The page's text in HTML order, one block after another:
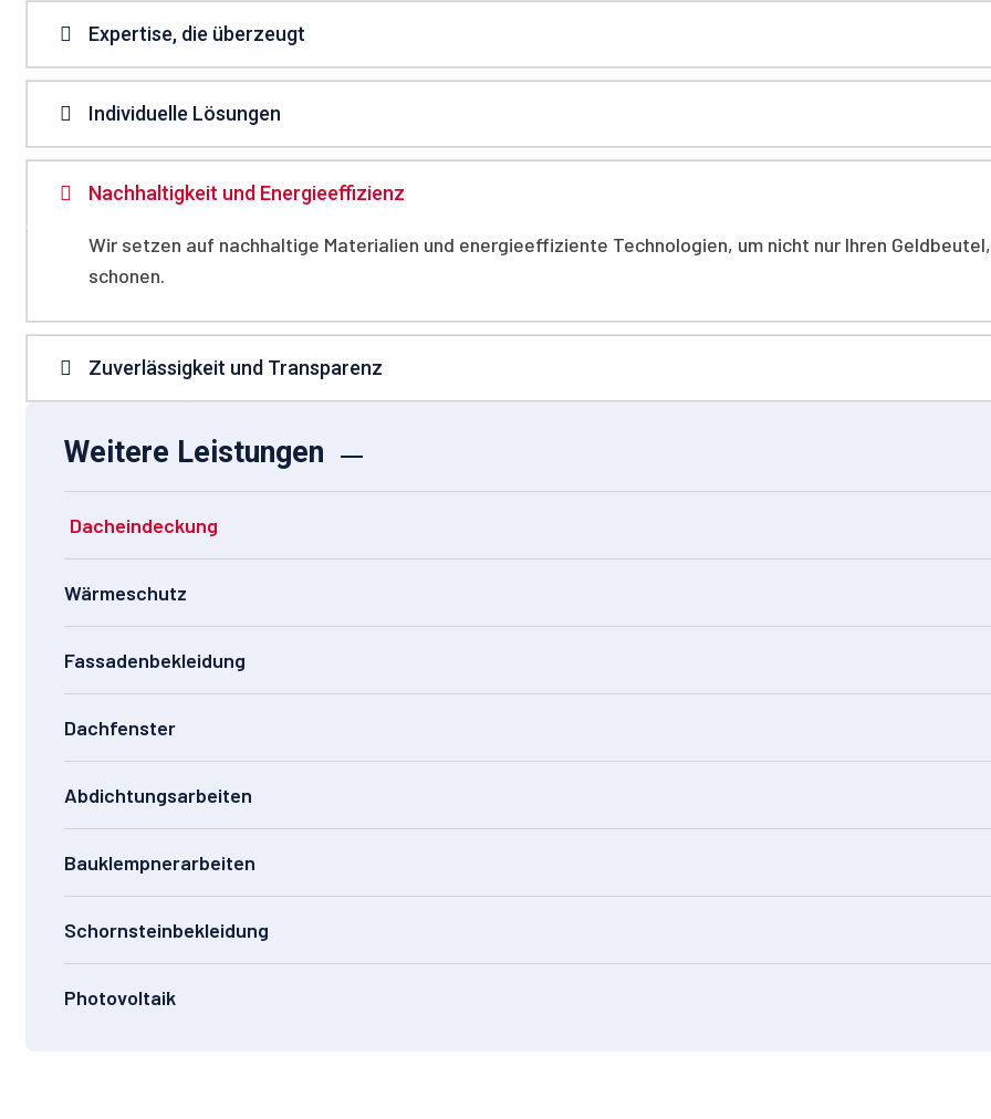
Expertise, die überzeugt
Individuelle Lösungen
Nachhaltigkeit und Energieeffizienz
Wir setzen auf nachhaltige Materialien und energieeffiziente Technologien, um nicht nur Ihren
schonen.
Zuverlässigkeit und Transparenz
Weitere Leistungen
Dacheindeckung
Wärmeschutz
Fassadenbekleidung
Dachfenster
Abdichtungsarbeiten
Bauklempnerarbeiten
Schornsteinbekleidung
Photovoltaik